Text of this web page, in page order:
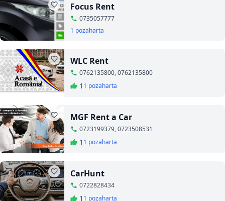
Focus Rent
0735057777
1 pozaharta
WLC Rent
0762135800, 0762135800
1 1 pozaharta
MGF Rent a Car
0723199379, 0723508531
1 1 pozaharta
CarHunt
0722828434
1 1 pozaharta